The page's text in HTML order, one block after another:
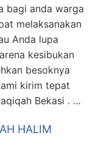
bagi anda warga
melaksanakan
Anda lupa
kesibukan
besoknya
kirim tepat
Bekasi . …
HALIM